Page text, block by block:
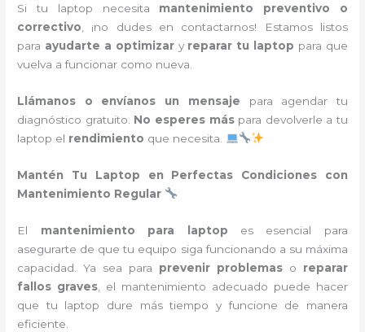
Si tu laptop necesita mantenimiento preventivo o
correctivo , ¡no dudes en contactarnos! Estamos listos
para ayudarte a optimizary reparar tu laptop para que
vuelva a funcionar como nueva.
Llámanos o envíanos un mensaje para agendar tu
diagnóstico gratuito. No esperes máspara devolverle a tu
laptop el rendimiento que necesita.
Mantén Tu Laptop en Perfectas Condiciones con
Mantenimiento Regular
El mantenimiento para laptop es esencial para
asegurarte de que tu equipo siga funcionando a su máxima
capacidad. Ya sea para prevenir problemas o reparar
fallos graves , el mantenimiento adecuado puede hacer
que tu laptop dure más tiempo y funcione de manera
eficiente.